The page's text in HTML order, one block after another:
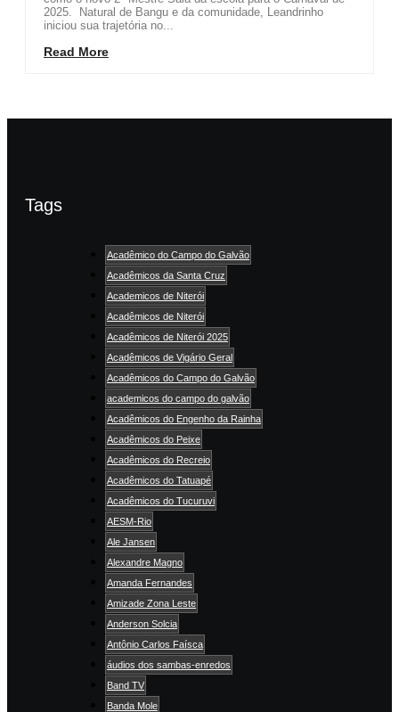
2025. Natural de Bangu e da comunidade, Leandrinho
iniciou sua trajetória no...
Read More
Tags
Acadêmico do Campo do Galvão
Acadêmicos da Santa Cruz
Academicos de Niterói
Acadêmicos de Niterói
Acadêmicos de Niterói 2025
Acadêmicos de Vigário Geral
Acadêmicos do Campo do Galvão
academicos do campo do galvão
Acadêmicos do Engenho da Rainha
Acadêmicos do Peixe
Acadêmicos do Recreio
Acadêmicos do Tatuapé
Acadêmicos do Tucuruvi
AESM-Rio
Ale Jansen
Alexandre Magno
Amanda Fernandes
Amizade Zona Leste
Anderson Solcia
Antônio Carlos Faísca
áudios dos sambas-enredos
Band TV
Banda Mole